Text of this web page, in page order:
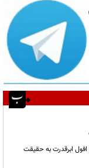
ابرقدرت به حقیقت